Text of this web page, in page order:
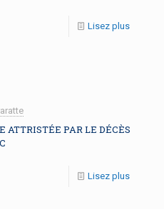
Lisez plus
ATTRISTÉE PAR LE DÉCÈS
Lisez plus